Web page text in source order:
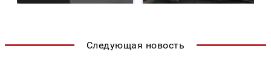
Следующая новость